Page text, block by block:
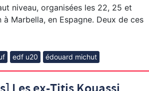
niveau, organisées les 22, 25 et
Marbella, en Espagne. Deux de ces
edf u20 édouard michut